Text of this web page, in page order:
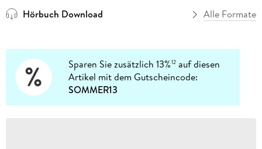
Hörbuch Download Alle Formate
Sparen Sie zusätzlich 13%12 auf diesen
Artikel mit dem Gutscheincode:
SOMMER13